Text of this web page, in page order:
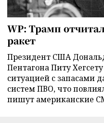
WP: Трамп
ракет
Президент США
Пентагона Питу
ситуацией с запасами
систем ПВО, что
пишут американские